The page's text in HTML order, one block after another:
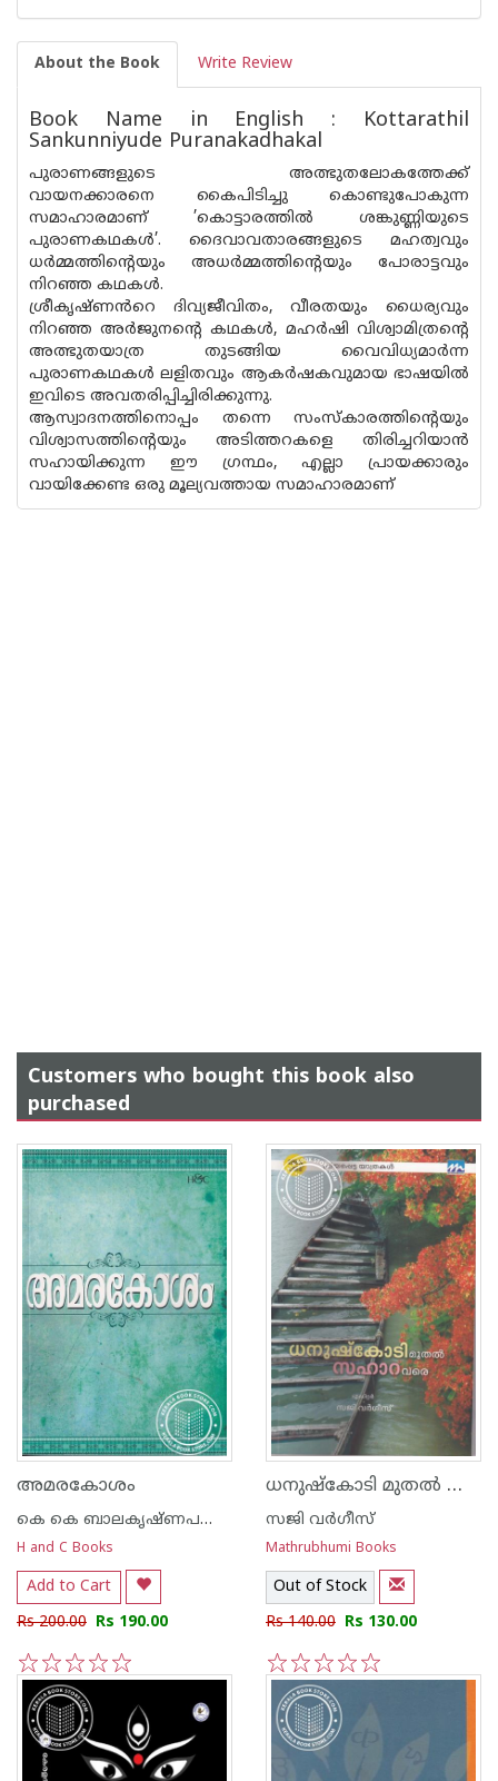
About the Book Write Review
Book Name in English : Kottarathil
Sankunniyude Puranakadhakal
പുരാണങ്ങളുടെ അത്ഭുതലോകത്തേക്ക്
വായനക്കാരനെ കൈപിടിച്ചു കൊണ്ടുപോകുന്ന
സമാഹാരമാണ് ’കൊട്ടാരത്തിൽ ശങ്കുണ്ണിയുടെ
പുരാണകഥകൾ’. ദൈവാവതാരങ്ങളുടെ മഹത്വവും
ധർമ്മത്തിൻ്റെയും അധർമ്മത്തിന്റെയും പോരാട്ടവും
നിറഞ്ഞ കഥകൾ.
ശ്രീകൃഷ്‌ണൻറെ ദിവ്യജീവിതം, വീരതയും ധൈര്യവും
നിറഞ്ഞ അർജുനൻ്റെ കഥകൾ, മഹർഷി വിശ്വാമിത്രൻ്റെ
അത്ഭുതയാത്ര തുടങ്ങിയ വൈവിധ്യമാർന്ന
പുരാണകഥകൾ ലളിതവും ആകർഷകവുമായ ഭാഷയിൽ
ഇവിടെ അവതരിപ്പിച്ചിരിക്കുന്നു.
ആസ്വാദനത്തിനൊപ്പം തന്നെ സംസ്‌കാരത്തിൻ്റെയും
വിശ്വാസത്തിന്റെയും അടിത്തറകളെ തിരിച്ചറിയാൻ
സഹായിക്കുന്ന ഈ ഗ്രന്ഥം, എല്ലാ പ്രായക്കാരും
വായിക്കേണ്ട ഒരു മൂല്യവത്തായ സമാഹാരമാണ്
Customers who bought this book also
purchased
അമരകോശം
കെ കെ ബാലകൃഷ്ണപണിക്കര്‍
H and C Books
Add to Cart
Rs 200.00 Rs 190.00
5
4
3
2
1
ധനുഷ്‌കോടി മുതല്‍ സഹാറ വരെ
സജി വര്‍ഗീസ്
Mathrubhumi Books
Out of Stock
Rs 140.00 Rs 130.00
5
4
3
2
1